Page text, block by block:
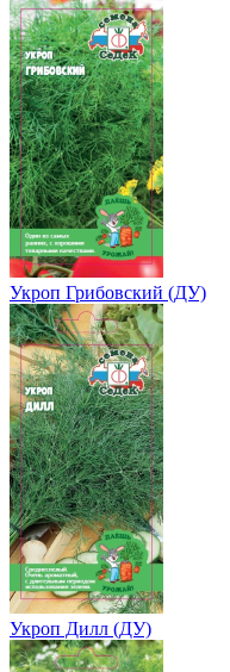
Укроп Грибовский (ДУ)
Укроп Дилл (ДУ)